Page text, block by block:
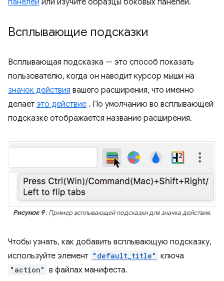
Всплывающие подсказки
Всплывающая подсказка — это способ показать
пользователю, когда он наводит курсор мыши на
значок действия вашего расширения, что именно
делает это действие . По умолчанию во всплывающей
подсказке отображается название расширения.
Рисунок 9: Пример всплывающей подсказки для значка действия.
Чтобы узнать, как добавить всплывающую подсказку,
используйте элемент "default_title" ключа
"action" в файлах манифеста.